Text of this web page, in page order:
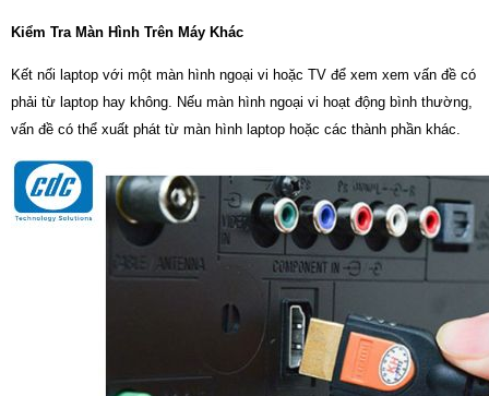
Kiểm Tra Màn Hình Trên Máy Khác
Kết nối laptop với một màn hình ngoại vi hoặc TV để xem xem vấn đề có
phải từ laptop hay không. Nếu màn hình ngoại vi hoạt động bình thường,
vấn đề có thể xuất phát từ màn hình laptop hoặc các thành phần khác.